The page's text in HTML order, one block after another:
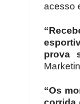
acesso
prova
“Os